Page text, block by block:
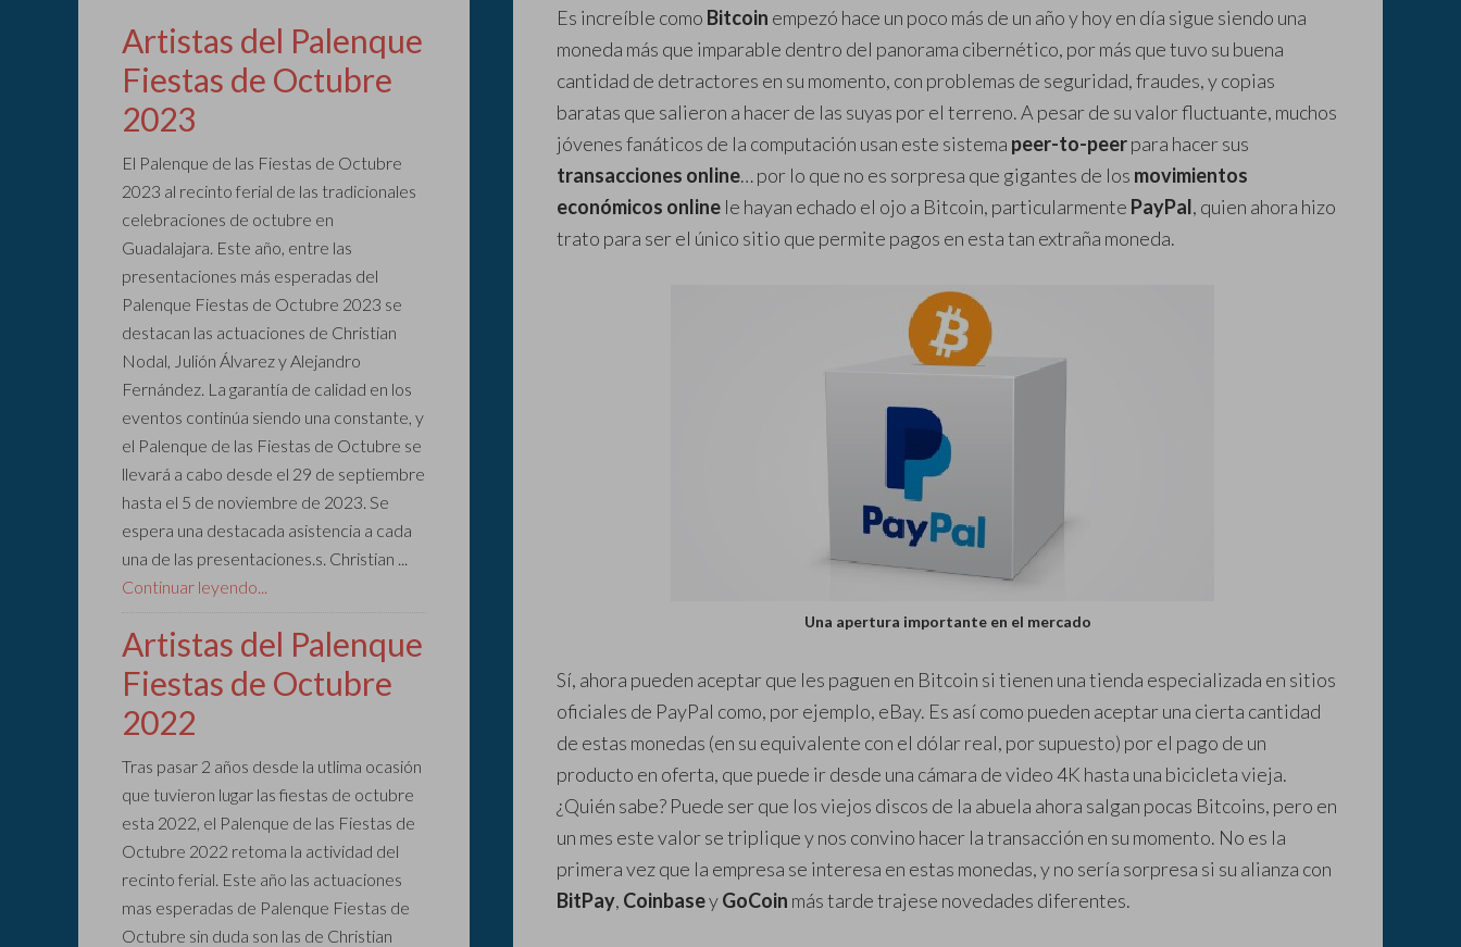
Es increíble como Bitcoin empezó hace un poco más de un año y hoy en día sigue siendo una
moneda más que imparable dentro del panorama cibernético, por más que tuvo su buena
cantidad de detractores en su momento, con problemas de seguridad, fraudes, y copias
baratas que salieron a hacer de las suyas por el terreno. A pesar de su valor fluctuante, muchos
jóvenes fanáticos de la computación usan este sistema peer-to-peerpara hacer sus
transacciones online… por lo que no es sorpresa que gigantes de los movimientos
económicos online le hayan echado el ojo a Bitcoin, particularmente PayPal, quien ahora hizo
trato para ser el único sitio que permite pagos en esta tan extraña moneda.
Una apertura importante en el mercado
Sí, ahora pueden aceptar que les paguen en Bitcoin si tienen una tienda especializada en sitios
oficiales de PayPal como, por ejemplo, eBay. Es así como pueden aceptar una cierta cantidad
de estas monedas (en su equivalente con el dólar real, por supuesto) por el pago de un
producto en oferta, que puede ir desde una cámara de video 4K hasta una bicicleta vieja.
¿Quién sabe? Puede ser que los viejos discos de la abuela ahora salgan pocas Bitcoins, pero en
un mes este valor se triplique y nos convino hacer la transacción en su momento. No es la
primera vez que la empresa se interesa en estas monedas, y no sería sorpresa si su alianza con
BitPay, CoinbaseyGoCoin más tarde trajese novedades diferentes.
Artistas del Palenque
Fiestas de Octubre
2023
El Palenque de las Fiestas de Octubre
2023 al recinto ferial de las tradicionales
celebraciones de octubre en
Guadalajara. Este año, entre las
presentaciones más esperadas del
Palenque Fiestas de Octubre 2023 se
destacan las actuaciones de Christian
Nodal, Julión Álvarez y Alejandro
Fernández. La garantía de calidad en los
eventos continúa siendo una constante, y
el Palenque de las Fiestas de Octubre se
llevará a cabo desde el 29 de septiembre
hasta el 5 de noviembre de 2023. Se
espera una destacada asistencia a cada
una de las presentaciones.s. Christian ...
Continuar leyendo...
Artistas del Palenque
Fiestas de Octubre
2022
Tras pasar 2 años desde la utlima ocasión
que tuvieron lugar las fiestas de octubre
esta 2022, el Palenque de las Fiestas de
Octubre 2022 retoma la actividad del
recinto ferial. Este año las actuaciones
mas esperadas de Palenque Fiestas de
Octubre sin duda son las de Christian